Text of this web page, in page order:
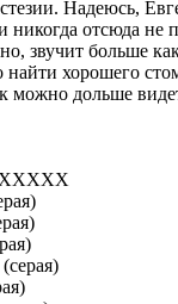
Надеюсь,
отсюда не
звучит больше
найти хорошего
можно дольше